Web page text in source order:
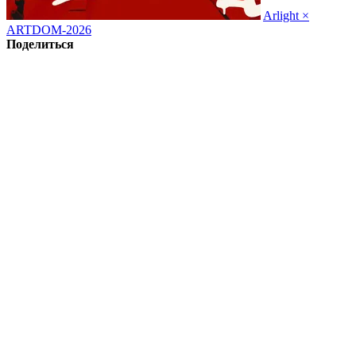
Arlight ×
ARTDOM-2026
Поделиться